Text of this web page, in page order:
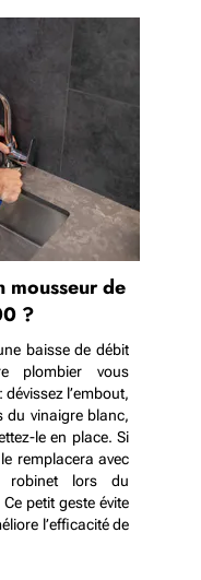
mousseur de
?
baisse de débit
plombier vous
l’embout,
du vinaigre blanc,
le en place. Si
remplacera avec
robinet lors du
Ce petit geste évite
l’efficacité de